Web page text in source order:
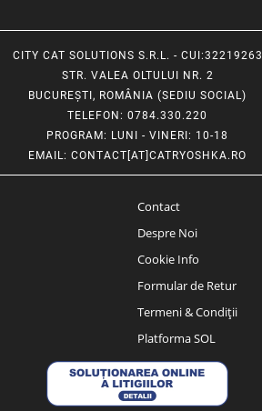
CITY CAT SOLUTIONS S.R.L. - CUI:32219263
STR. VALEA OLTULUI NR. 2
BUCUREȘTI, ROMÂNIA (SEDIU SOCIAL)
TELEFON: 0784.330.220
PROGRAM: LUNI - VINERI: 10-18
EMAIL: CONTACT[AT]CATRYOSHKA.RO
Contact
Despre Noi
Cookie Info
Formular de Retur
Termeni & Condiții
Platforma SOL